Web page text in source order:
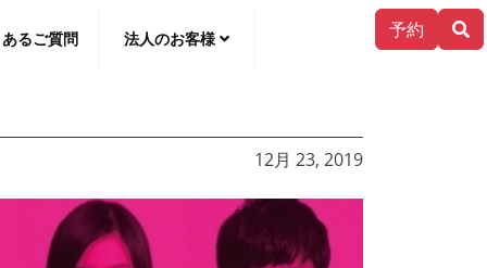
予約
るご質問 法人のお客様
12月 23, 2019